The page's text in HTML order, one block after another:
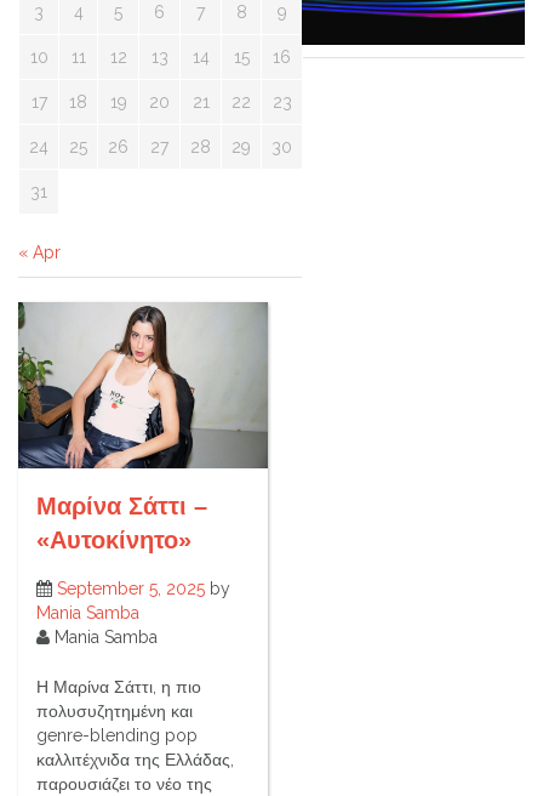
3 4 5 6 7 8 9
10 11 12 13 14 15 16
17 18 19 20 21 22 23
24 25 26 27 28 29 30
31
« Apr
Μαρίνα Σάττι –
«Αυτοκίνητο»
September 5, 2025 by
Mania Samba
Mania Samba
Η Μαρίνα Σάττι, η πιο
πολυσυζητημένη και
genre-blending pop
καλλιτέχνιδα της Ελλάδας,
παρουσιάζει το νέο της